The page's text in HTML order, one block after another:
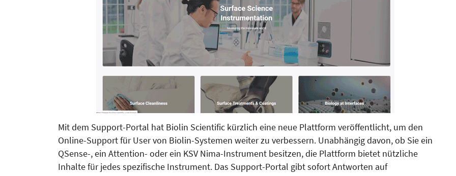
Mit dem Support-Portal hat Biolin Scientific kürzlich eine neue Plattform veröffentlicht, um den
Online-Support für User von Biolin-Systemen weiter zu verbessern. Unabhängig davon, ob Sie ein
QSense-, ein Attention- oder ein KSV Nima-Instrument besitzen, die Plattform bietet nützliche
Inhalte für jedes spezifische Instrument. Das Support-Portal gibt sofort Antworten auf